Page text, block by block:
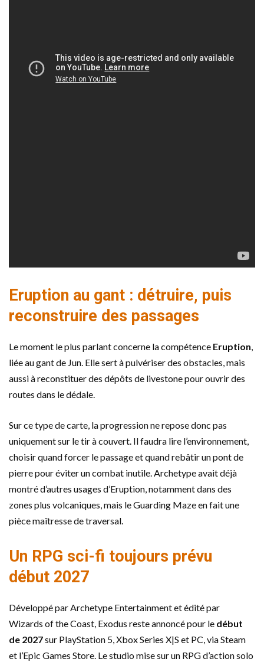
Eruption au gant : détruire, puis
reconstruire des passages
Le moment le plus parlant concerne la compétence Eruption,
liée au gant de Jun. Elle sert à pulvériser des obstacles, mais
aussi à reconstituer des dépôts de livestone pour ouvrir des
routes dans le dédale.
Sur ce type de carte, la progression ne repose donc pas
uniquement sur le tir à couvert. Il faudra lire l’environnement,
choisir quand forcer le passage et quand rebâtir un pont de
pierre pour éviter un combat inutile. Archetype avait déjà
montré d’autres usages d’Eruption, notamment dans des
zones plus volcaniques, mais le Guarding Maze en fait une
pièce maîtresse de traversal.
Un RPG sci-fi toujours prévu
début 2027
Développé par Archetype Entertainment et édité par
Wizards of the Coast, Exodus reste annoncé pour le début
de 2027sur PlayStation 5, Xbox Series X|S et PC, via Steam
et l’Epic Games Store. Le studio mise sur un RPG d’action solo